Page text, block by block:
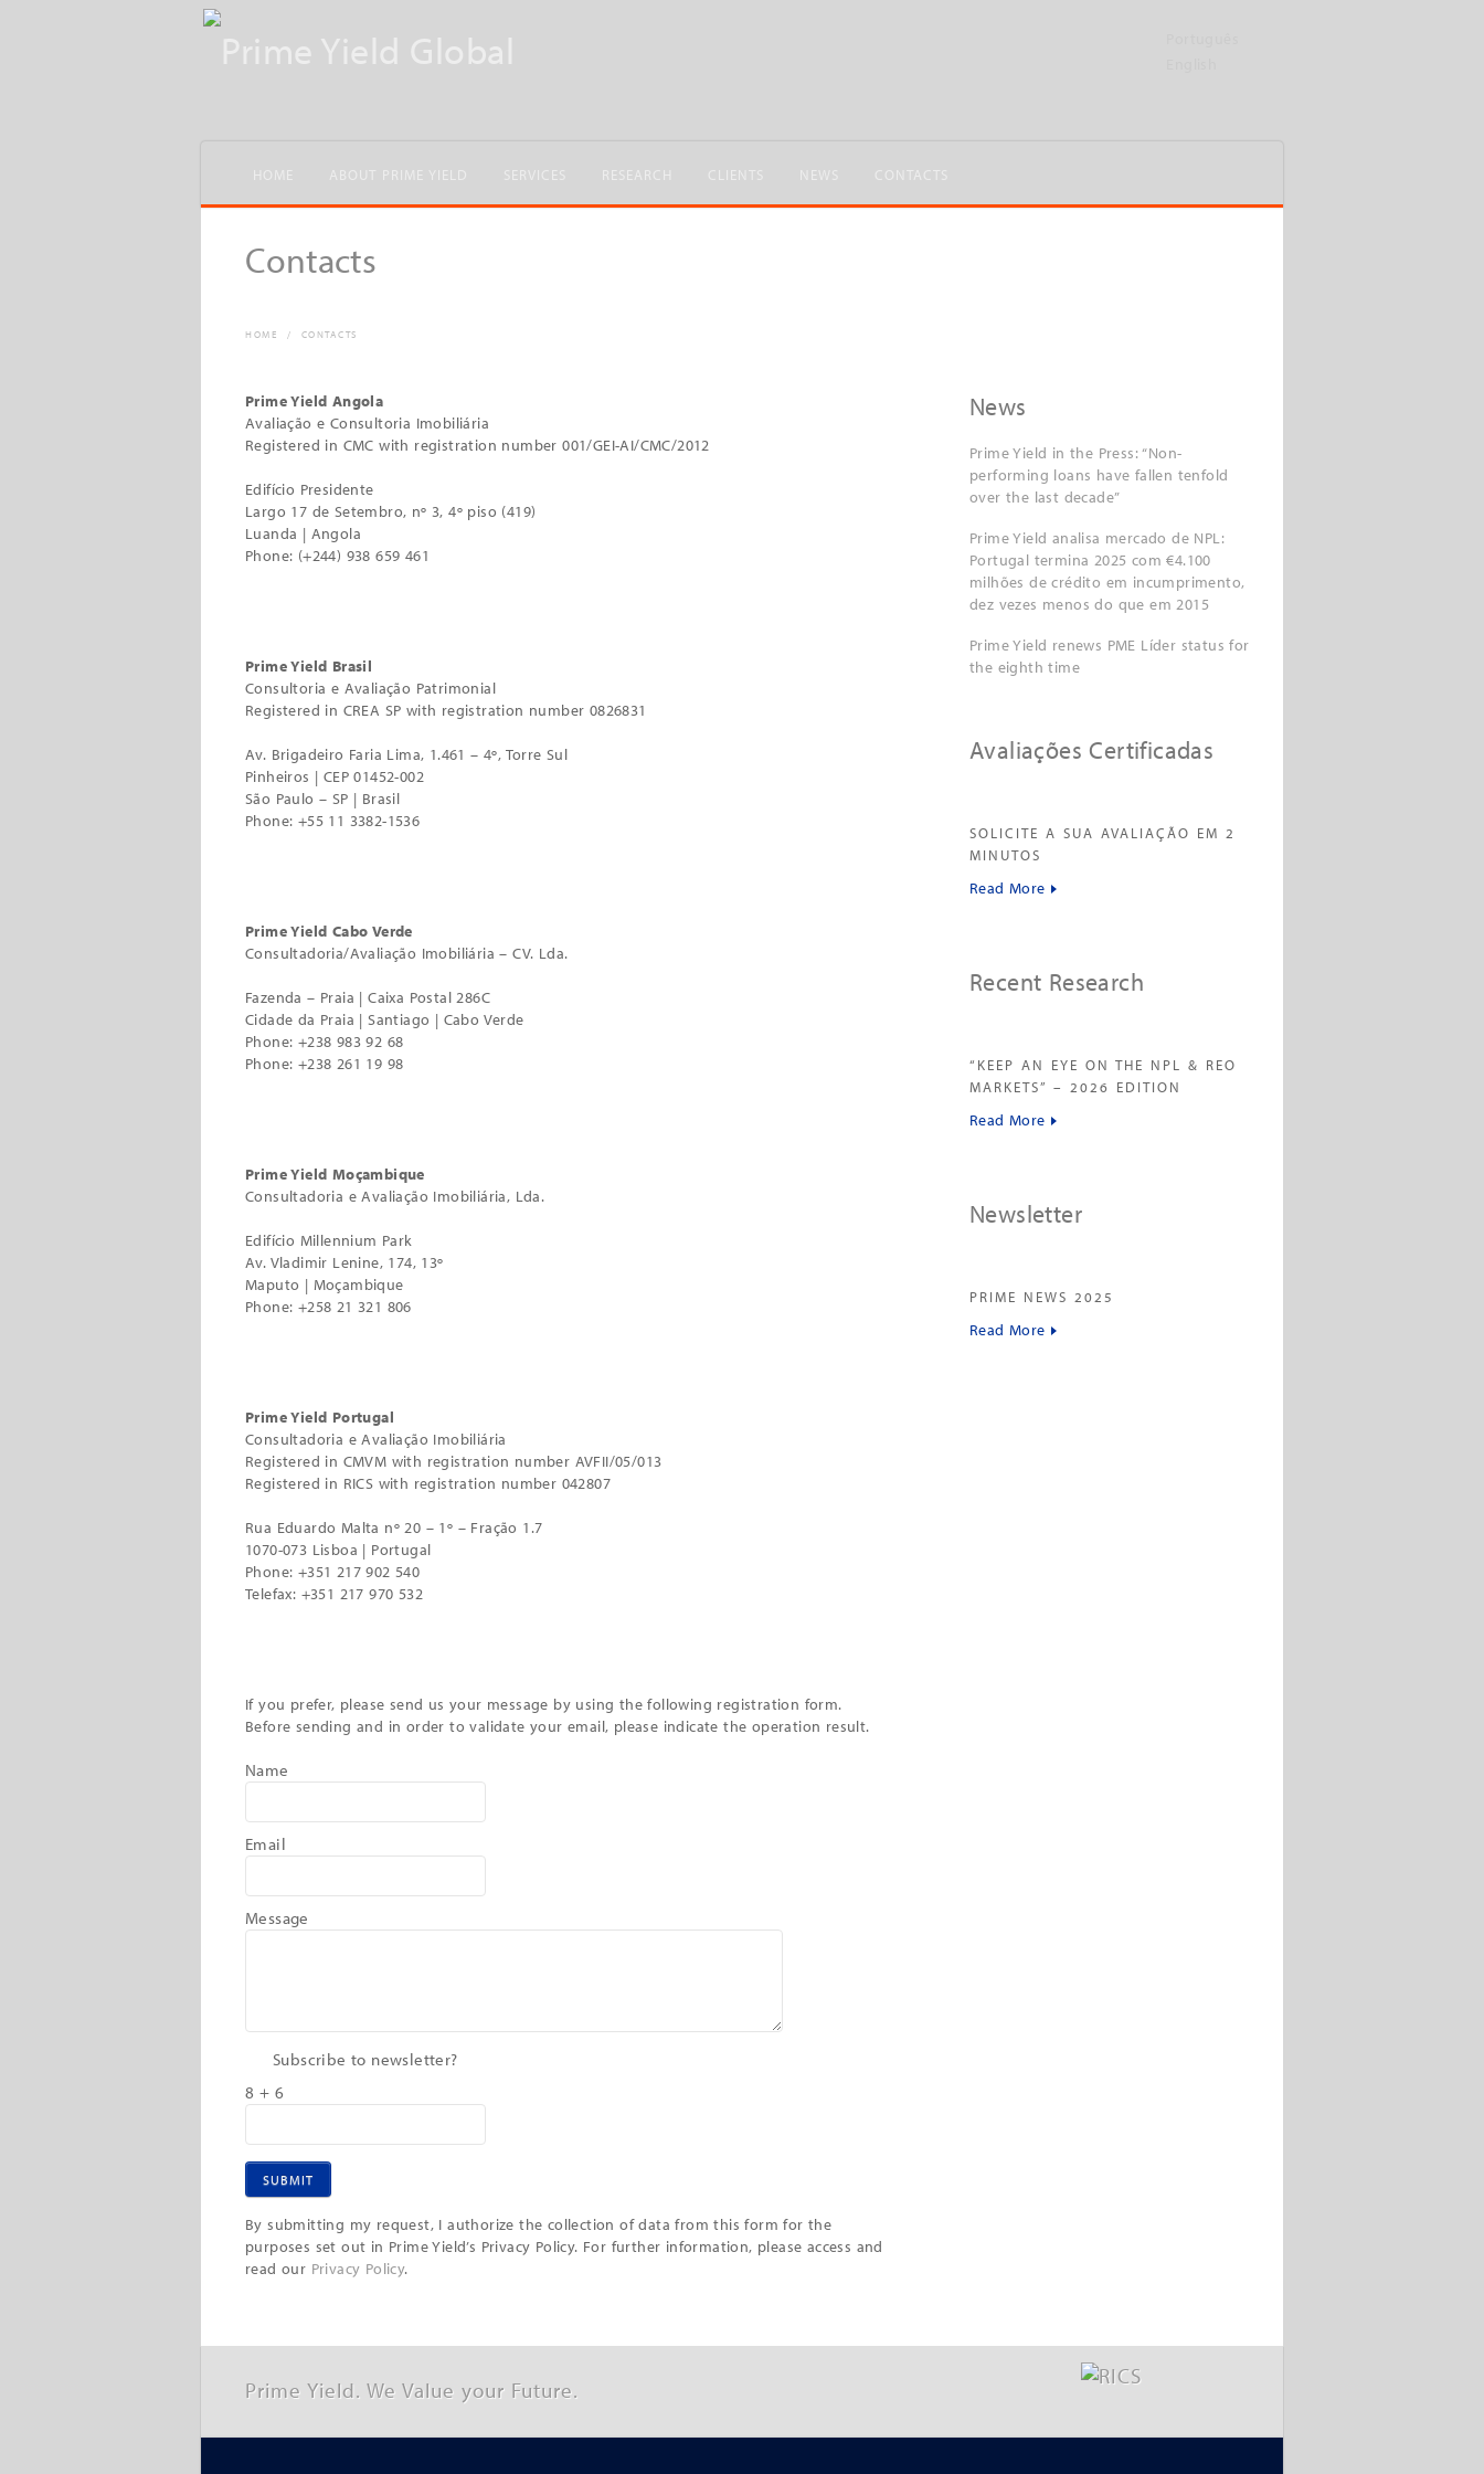
Contacts
HOME / CONTACTS
Prime Yield Angola
Avaliação e Consultoria Imobiliária
Registered in CMC with registration number 001/GEI-AI/CMC/2012
Edifício Presidente
Largo 17 de Setembro, nº 3, 4º piso (419)
Luanda | Angola
Phone: (+244) 938 659 461
Prime Yield Brasil
Consultoria e Avaliação Patrimonial
Registered in CREA SP with registration number 0826831
Av. Brigadeiro Faria Lima, 1.461 – 4º, Torre Sul
Pinheiros | CEP 01452-002
São Paulo – SP | Brasil
Phone: +55 11 3382-1536
Prime Yield Cabo Verde
Consultadoria/Avaliação Imobiliária – CV. Lda.
Fazenda – Praia | Caixa Postal 286C
Cidade da Praia | Santiago | Cabo Verde
Phone: +238 983 92 68
Phone: +238 261 19 98
Prime Yield Moçambique
Consultadoria e Avaliação Imobiliária, Lda.
Edifício Millennium Park
Av. Vladimir Lenine, 174, 13º
Maputo | Moçambique
Phone: +258 21 321 806
Prime Yield Portugal
Consultadoria e Avaliação Imobiliária
Registered in CMVM with registration number AVFII/05/013
Registered in RICS with registration number 042807
Rua Eduardo Malta nº 20 – 1º – Fração 1.7
1070-073 Lisboa | Portugal
Phone: +351 217 902 540
Telefax: +351 217 970 532
If you prefer, please send us your message by using the following registration form.
Before sending and in order to validate your email, please indicate the operation result.
Name
Email
Message
Subscribe to newsletter?
8 + 6
By submitting my request, I authorize the collection of data from this form for the
purposes set out in Prime Yield’s Privacy Policy. For further information, please access and
read our Privacy Policy.
News
Prime Yield in the Press: “Non-
performing loans have fallen tenfold
over the last decade”
Prime Yield analisa mercado de NPL:
Portugal termina 2025 com €4.100
milhões de crédito em incumprimento,
dez vezes menos do que em 2015
Prime Yield renews PME Líder status for
the eighth time
Avaliações Certificadas
SOLICITE A SUA AVALIAÇÃO EM 2
MINUTOS
Read More
Recent Research
“KEEP AN EYE ON THE NPL & REO
MARKETS” – 2026 EDITION
Read More
Newsletter
PRIME NEWS 2025
Read More
Prime Yield. We Value your Future.